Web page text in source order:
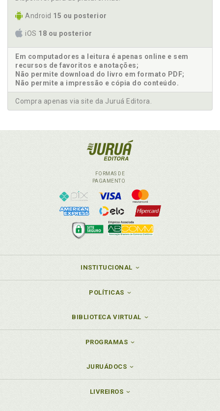
Android 15 ou posterior
iOS 18 ou posterior
Em computadores a leitura é apenas online e sem
recursos de favoritos e anotações;
Não permite download do livro em formato PDF;
Não permite a impressão e cópia do conteúdo.
Compra apenas via site da Juruá Editora.
FORMAS DE
PAGAMENTO
INSTITUCIONAL
POLÍTICAS
BIBLIOTECA VIRTUAL
PROGRAMAS
JURUÁDOCS
LIVREIROS